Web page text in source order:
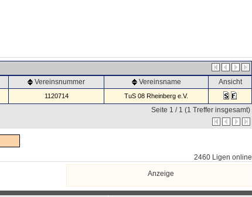
Vereinsnummer Vereinsname Ansicht
1120714 TuS 08 Rheinberg e.V.
Seite 1 / 1 (1 Treffer insgesamt)
2460 Ligen online
Anzeige